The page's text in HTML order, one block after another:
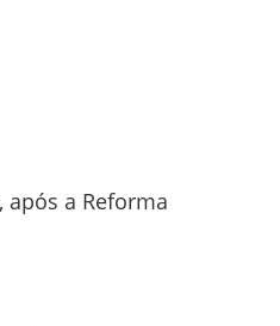
após a Reforma